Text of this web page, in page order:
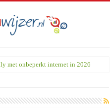
met onbeperkt internet in 2026